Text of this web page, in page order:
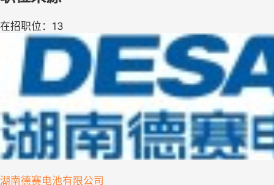
在招职位：13
湖南德赛电池有限公司